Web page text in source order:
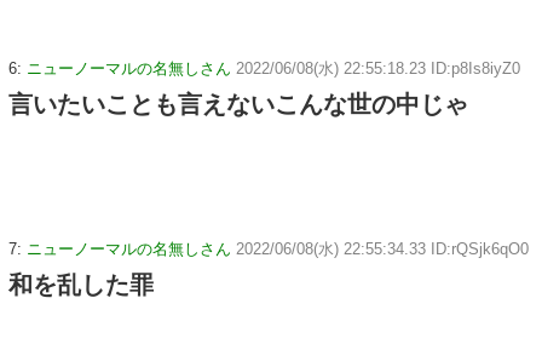
6: ニューノーマルの名無しさん 2022/06/08(水) 22:55:18.23 ID:p8Is8iyZ0
言いたいことも言えないこんな世の中じゃ
7: ニューノーマルの名無しさん 2022/06/08(水) 22:55:34.33 ID:rQSjk6qO0
和を乱した罪